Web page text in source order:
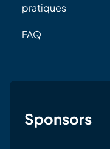
pratiques
FAQ
Sponsors